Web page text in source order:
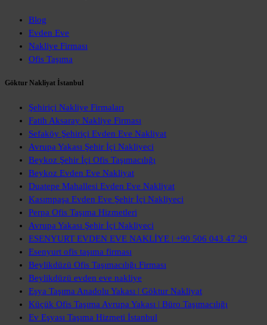
Blog
Evden Eve
Nakliye Firması
Ofis Taşıma
Göktur Nakliyat İstanbul
Şehiriçi Nakliye Firmaları
Fatih Aksaray Nakliye Firması
Sefaköy Şehiriçi Evden Eve Nakliyat
Avrupa Yakası Şehir İçi Nakliyeci
Beykoz Şehir İçi Ofis Taşımacılığı
Beykoz Evden Eve Nakliyat
Duatepe Mahallesi Evden Eve Nakliyat
Kasımpaşa Evden Eve Şehir İçi Nakliyeci
Perpa Ofis Taşıma Hizmetleri
Avrupa Yakası Şehir İçi Nakliyeci
ESENYURT EVDEN EVE NAKLİYE | +90 506 043 47 29
Esenyurt ofis taşıma firması
Beylikdüzü Ofis Taşımacılığı Firması
Beylikdüzü evden eve nakliye
Eşya Taşıma Anadolu Yakası | Göktur Nakliyat
Küçük Ofis Taşıma Avrupa Yakası | Büro Taşımacılığı
Ev Eşyası Taşıma Hizmeti İstanbul